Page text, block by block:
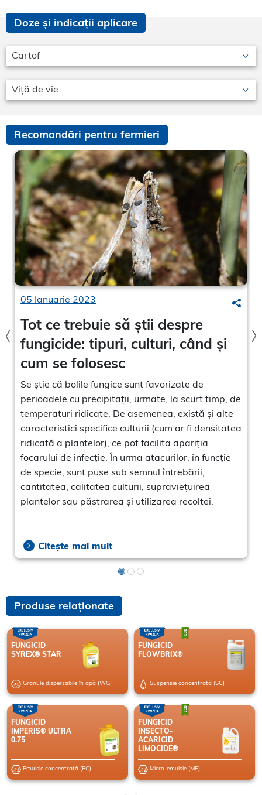
Doze și indicații aplicare
Cartof
Viță de vie
Recomandări pentru fermieri
05 Ianuarie 2023
Tot ce trebuie să știi despre
fungicide: tipuri, culturi, când și
cum se folosesc
Se știe că bolile fungice sunt favorizate de
perioadele cu precipitații, urmate, la scurt timp, de
temperaturi ridicate. De asemenea, există și alte
caracteristici specifice culturii (cum ar fi densitatea
ridicată a plantelor), ce pot facilita apariția
focarului de infecție. În urma atacurilor, în funcție
de specie, sunt puse sub semnul întrebării,
cantitatea, calitatea culturii, supraviețuirea
plantelor sau păstrarea și utilizarea recoltei.
Citește mai mult
Produse relaționate
FUNGICID
SYREX® STAR
Granule dispersabile în apă (WG)
FUNGICID
FLOWBRIX®
Suspensie concentrată (SC)
FUNGICID
IMPERIS® ULTRA
0.75
Emulsie concentrată (EC)
FUNGICID
INSECTO-
ACARICID
LIMOCIDE®
Micro-emulsie (ME)